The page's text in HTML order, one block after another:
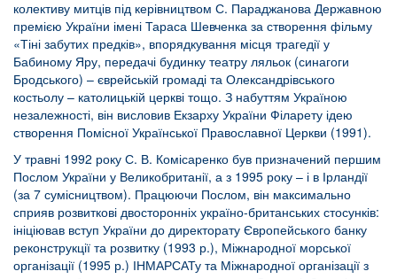
колективу митців під керівництвом С. Параджанова Державною
премією України імені Тараса Шевченка за створення фільму
«Тіні забутих предків», впорядкування місця трагедії у
Бабиному Яру, передачі будинку театру ляльок (синагоги
Бродського) – єврейській громаді та Олександрівського
костьолу – католицькій церкві тощо. З набуттям Україною
незалежності, він висловив Екзарху України Філарету ідею
створення Помісної Української Православної Церкви (1991).
У травні 1992 року С. В. Комісаренко був призначений першим
Послом України у Великобританії, а з 1995 року – і в Ірландії
(за 7 сумісництвом). Працюючи Послом, він максимально
сприяв розвиткові двосторонніх україно-британських стосунків:
ініціював вступ України до директорату Європейського банку
реконструкції та розвитку (1993 р.), Міжнародної морської
організації (1995 р.) ІНМАРСАТу та Міжнародної організації з